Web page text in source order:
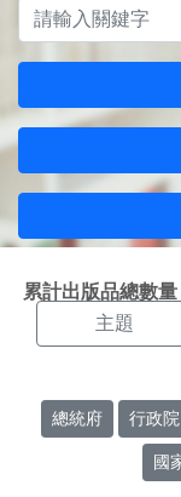
累計出版品總數
機關搜
主題
總統府 行政院
國